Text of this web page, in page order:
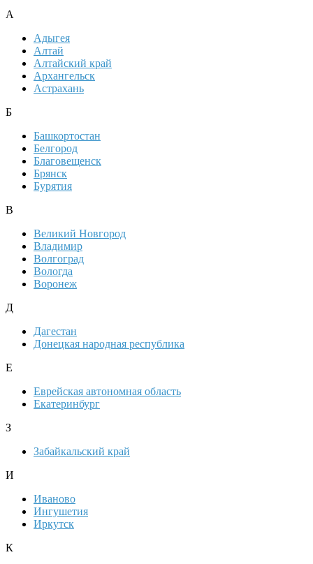
А
Адыгея
Алтай
Алтайский край
Архангельск
Астрахань
Б
Башкортостан
Белгород
Благовещенск
Брянск
Бурятия
В
Великий Новгород
Владимир
Волгоград
Вологда
Воронеж
Д
Дагестан
Донецкая народная республика
Е
Еврейская автономная область
Екатеринбург
З
Забайкальский край
И
Иваново
Ингушетия
Иркутск
К